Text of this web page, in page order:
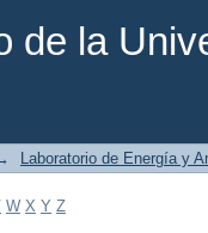
de la
Laboratorio de Energía y
W X Y Z